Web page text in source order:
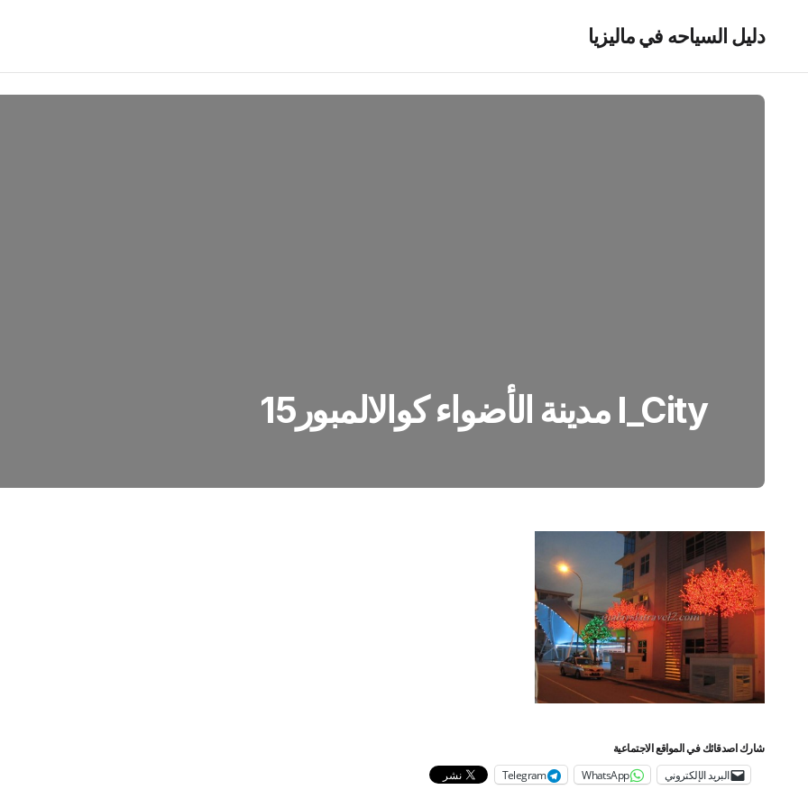
دليل السياحه في ماليزيا
I_City مدينة الأضواء كوالالمبور15
شارك اصدقائك في المواقع الاجتماعية
البريد الإلكتروني WhatsApp
Telegram